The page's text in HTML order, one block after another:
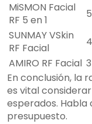
MiSMON Facial
RF 5 en 1
5
SUNMAY VSkin
RF Facial
4
AMIRO RF Facial 3
En conclusión, la
es vital
esperados.
presupuesto.